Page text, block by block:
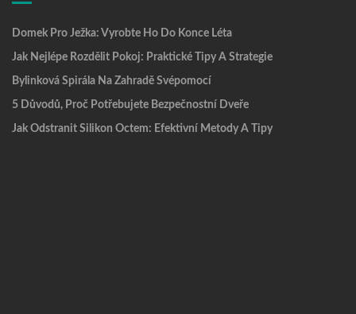
Domek Pro Ježka: Vyrobte Ho Do Konce Léta
Jak Nejlépe Rozdělit Pokoj: Praktické Tipy A Strategie
Bylinková Spirála Na Zahradě Svépomocí
5 Důvodů, Proč Potřebujete Bezpečnostní Dveře
Jak Odstranit Silikon Octem: Efektivní Metody A Tipy